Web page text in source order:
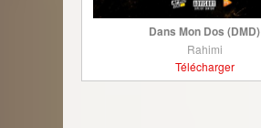
Dans Mon Dos (DMD)
Rahimi
Télécharger